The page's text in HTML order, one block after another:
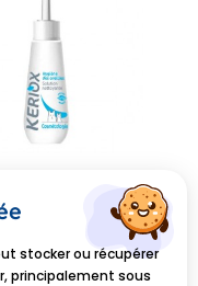
chat 50ml
5,31 €
JE SHOP !
stocker ou récupérer
principalement sous